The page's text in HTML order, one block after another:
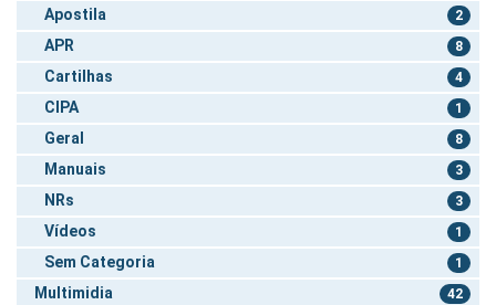
Apostila 2
APR 8
Cartilhas 4
CIPA 1
Geral 8
Manuais 3
NRs 3
Vídeos 1
Sem Categoria 1
Multimidia 42